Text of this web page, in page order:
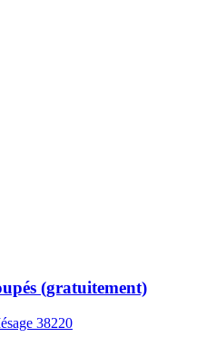
(gratuitement)
38220